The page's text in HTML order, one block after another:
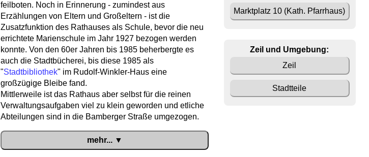
feilboten. Noch in Erinnerung - zumindest aus
Erzählungen von Eltern und Großeltern - ist die
Zusatzfunktion des Rathauses als Schule, bevor die neu
errichtete Marienschule im Jahr 1927 bezogen werden
konnte. Von den 60er Jahren bis 1985 beherbergte es
auch die Stadtbücherei, bis diese 1985 als
"Stadtbibliothek" im Rudolf-Winkler-Haus eine
großzügige Bleibe fand.
Mittlerweile ist das Rathaus aber selbst für die reinen
Verwaltungsaufgaben viel zu klein geworden und etliche
Abteilungen sind in die Bamberger Straße umgezogen.
mehr... ▼
Marktplatz 10 (Kath. Pfarrhaus)
Zeil und Umgebung:
Zeil
Stadtteile